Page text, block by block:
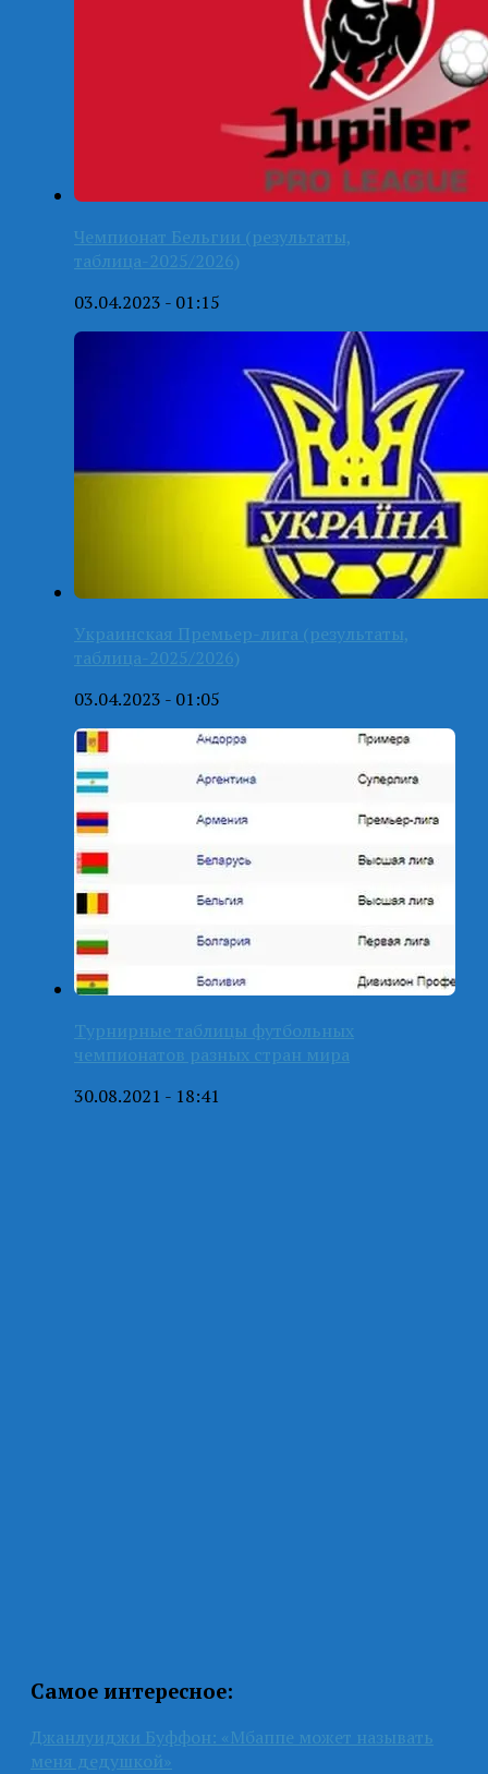
Чемпионат Бельгии (результаты,
таблица-2025/2026)
03.04.2023 - 01:15
Украинская Премьер-лига (результаты,
таблица-2025/2026)
03.04.2023 - 01:05
Турнирные таблицы футбольных
чемпионатов разных стран мира
30.08.2021 - 18:41
Самое интересное:
Джанлуиджи Буффон: «Мбаппе может называть
меня дедушкой»